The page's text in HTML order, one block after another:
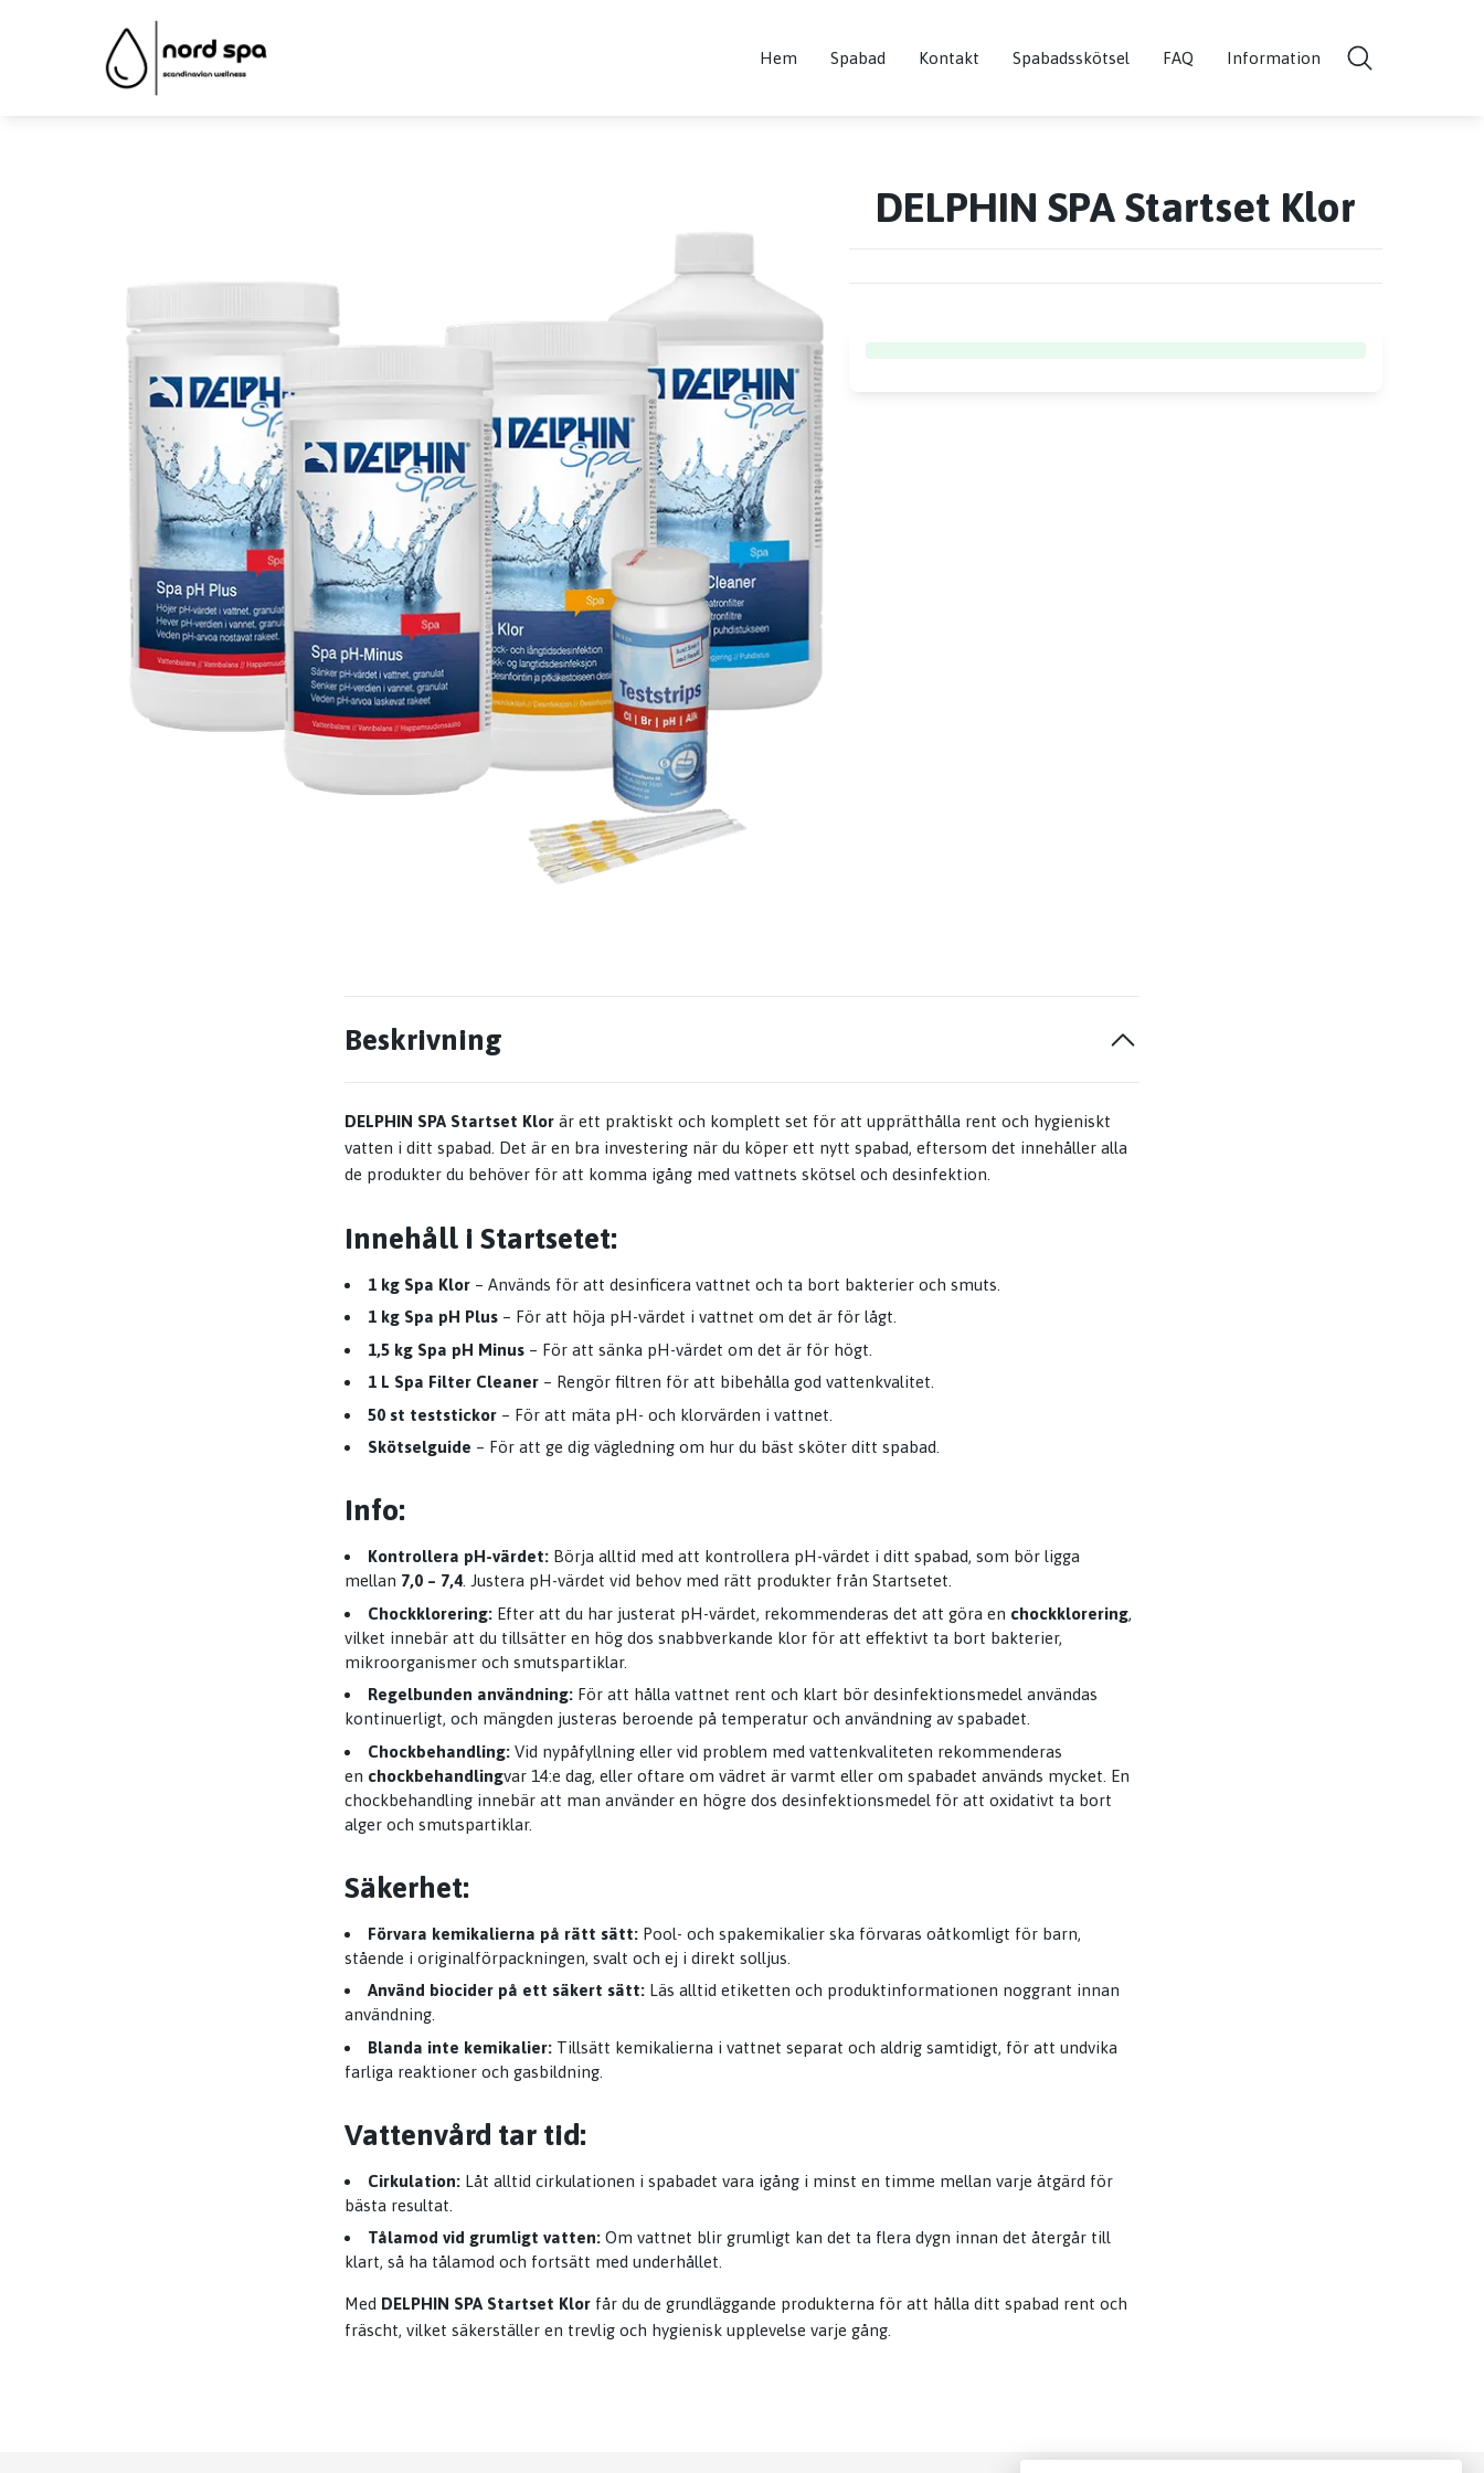
Hem Spabad Kontakt Spabadsskötsel FAQ Information
DELPHIN SPA Startset Klor
Beskrivning
DELPHIN SPA Startset Klor är ett praktiskt och komplett set för att upprätthålla rent och hygieniskt
vatten i ditt spabad. Det är en bra investering när du köper ett nytt spabad, eftersom det innehåller alla
de produkter du behöver för att komma igång med vattnets skötsel och desinfektion.
Innehåll i Startsetet:
1 kg Spa Klor – Används för att desinficera vattnet och ta bort bakterier och smuts.
1 kg Spa pH Plus – För att höja pH-värdet i vattnet om det är för lågt.
1,5 kg Spa pH Minus – För att sänka pH-värdet om det är för högt.
1 L Spa Filter Cleaner – Rengör filtren för att bibehålla god vattenkvalitet.
50 st teststickor – För att mäta pH- och klorvärden i vattnet.
Skötselguide – För att ge dig vägledning om hur du bäst sköter ditt spabad.
Info:
Kontrollera pH-värdet: Börja alltid med att kontrollera pH-värdet i ditt spabad, som bör ligga
mellan 7,0 – 7,4 . Justera pH-värdet vid behov med rätt produkter från Startsetet.
Chockklorering: Efter att du har justerat pH-värdet, rekommenderas det att göra en chockklorering,
vilket innebär att du tillsätter en hög dos snabbverkande klor för att effektivt ta bort bakterier,
mikroorganismer och smutspartiklar.
Regelbunden användning: För att hålla vattnet rent och klart bör desinfektionsmedel användas
kontinuerligt, och mängden justeras beroende på temperatur och användning av spabadet.
Chockbehandling: Vid nypåfyllning eller vid problem med vattenkvaliteten rekommenderas
en chockbehandlingvar 14:e dag, eller oftare om vädret är varmt eller om spabadet används mycket. En
chockbehandling innebär att man använder en högre dos desinfektionsmedel för att oxidativt ta bort
alger och smutspartiklar.
Säkerhet:
Förvara kemikalierna på rätt sätt: Pool- och spakemikalier ska förvaras oåtkomligt för barn,
stående i originalförpackningen, svalt och ej i direkt solljus.
Använd biocider på ett säkert sätt: Läs alltid etiketten och produktinformationen noggrant innan
användning.
Blanda inte kemikalier: Tillsätt kemikalierna i vattnet separat och aldrig samtidigt, för att undvika
farliga reaktioner och gasbildning.
Vattenvård tar tid:
Cirkulation: Låt alltid cirkulationen i spabadet vara igång i minst en timme mellan varje åtgärd för
bästa resultat.
Tålamod vid grumligt vatten: Om vattnet blir grumligt kan det ta flera dygn innan det återgår till
klart, så ha tålamod och fortsätt med underhållet.
Med DELPHIN SPA Startset Klor får du de grundläggande produkterna för att hålla ditt spabad rent och
fräscht, vilket säkerställer en trevlig och hygienisk upplevelse varje gång.